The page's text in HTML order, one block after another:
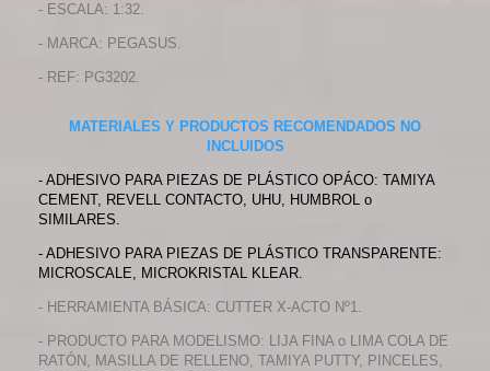
- ESCALA: 1:32.
- MARCA: PEGASUS.
- REF: PG3202.
MATERIALES Y PRODUCTOS RECOMENDADOS NO
INCLUIDOS
- ADHESIVO PARA PIEZAS DE PLÁSTICO OPÁCO: TAMIYA
CEMENT, REVELL CONTACTO, UHU, HUMBROL o
SIMILARES.
- ADHESIVO PARA PIEZAS DE PLÁSTICO TRANSPARENTE:
MICROSCALE, MICROKRISTAL KLEAR.
- HERRAMIENTA BÁSICA: CUTTER X-ACTO Nº1.
- PRODUCTO PARA MODELISMO: LIJA FINA o LIMA COLA DE
RATÓN, MASILLA DE RELLENO, TAMIYA PUTTY, PINCELES,